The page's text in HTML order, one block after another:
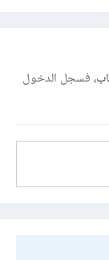
فسجل الدخول